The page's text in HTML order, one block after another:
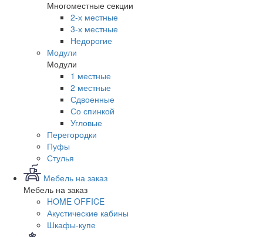
Многоместные секции
2-х местные
3-х местные
Недорогие
Модули
Модули
1 местные
2 местные
Сдвоенные
Со спинкой
Угловые
Перегородки
Пуфы
Стулья
Мебель на заказ
Мебель на заказ
HOME OFFICE
Акустические кабины
Шкафы-купе